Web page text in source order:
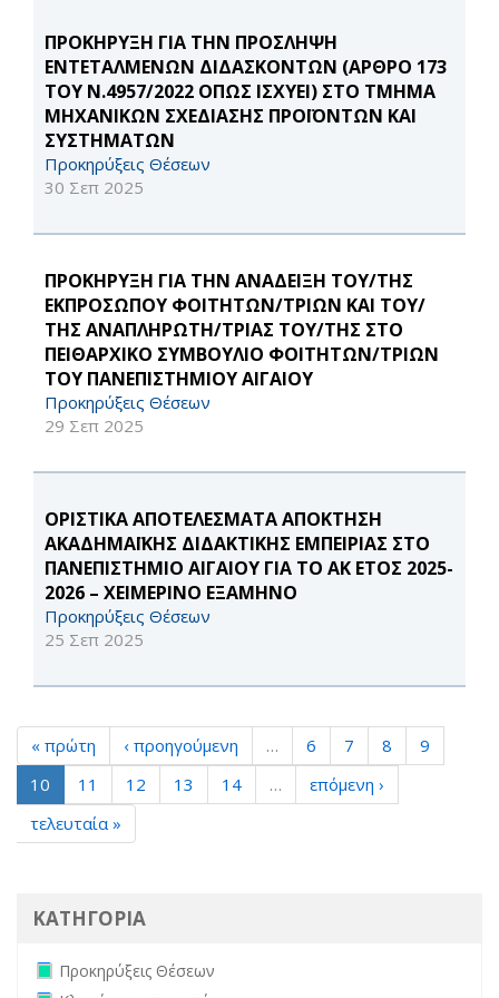
ΠΡΟΚΗΡΥΞΗ ΓΙΑ ΤΗΝ ΠΡΟΣΛΗΨΗ
ΕΝΤΕΤΑΛΜΕΝΩΝ ΔΙΔΑΣΚΟΝΤΩΝ (ΑΡΘΡΟ 173
ΤΟΥ Ν.4957/2022 ΟΠΩΣ ΙΣΧΥΕΙ) ΣΤΟ ΤΜΗΜΑ
ΜΗΧΑΝΙΚΩΝ ΣΧΕΔΙΑΣΗΣ ΠΡΟΪΟΝΤΩΝ ΚΑΙ
ΣΥΣΤΗΜΑΤΩΝ
Προκηρύξεις Θέσεων
30 Σεπ 2025
ΠΡΟΚΗΡΥΞΗ ΓΙΑ ΤΗΝ ΑΝΑΔΕΙΞΗ ΤΟΥ/ΤΗΣ
ΕΚΠΡΟΣΩΠΟΥ ΦΟΙΤΗΤΩΝ/ΤΡΙΩΝ ΚΑΙ ΤΟΥ/
ΤΗΣ ΑΝΑΠΛΗΡΩΤΗ/ΤΡΙΑΣ ΤΟΥ/ΤΗΣ ΣΤΟ
ΠΕΙΘΑΡΧΙΚΟ ΣΥΜΒΟΥΛΙΟ ΦΟΙΤΗΤΩΝ/ΤΡΙΩΝ
ΤΟΥ ΠΑΝΕΠΙΣΤΗΜΙΟΥ ΑΙΓΑΙΟΥ
Προκηρύξεις Θέσεων
29 Σεπ 2025
ΟΡΙΣΤΙΚΑ ΑΠΟΤΕΛΕΣΜΑΤΑ ΑΠΟΚΤΗΣΗ
ΑΚΑΔΗΜΑΪΚΗΣ ΔΙΔΑΚΤΙΚΗΣ ΕΜΠΕΙΡΙΑΣ ΣΤΟ
ΠΑΝΕΠΙΣΤΗΜΙΟ ΑΙΓΑΙΟΥ ΓΙΑ ΤΟ ΑΚ ΕΤΟΣ 2025-
2026 – ΧΕΙΜΕΡΙΝΟ ΕΞΑΜΗΝΟ
Προκηρύξεις Θέσεων
25 Σεπ 2025
« πρώτη ‹ προηγούμενη … 6 7 8
9
10
11 12 13 14 …
επόμενη ›
τελευταία »
ΚΑΤΗΓΟΡΙΑ
Remove Προκηρύξεις Θέσεων filter
Προκηρύξεις Θέσεων